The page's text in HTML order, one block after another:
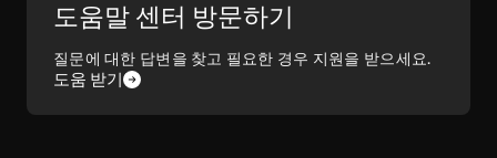
도움말 센터 방문하기
질문에 대한 답변을 찾고 필요한 경우 지원을 받으세요.
도움 받기